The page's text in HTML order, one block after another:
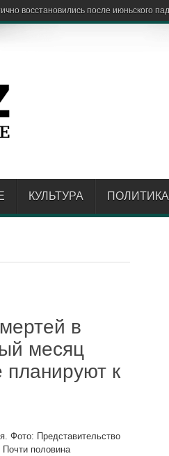
КУЛЬТУРА ПОЛИТИКА
в
месяц
планируют к
Фото: Представительство
половина